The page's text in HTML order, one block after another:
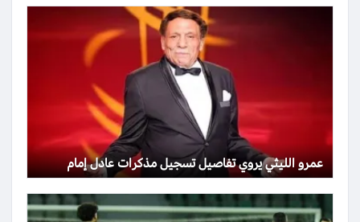
عمرو الليثي يروي تفاصيل تسجيل مذكرات عادل إمام